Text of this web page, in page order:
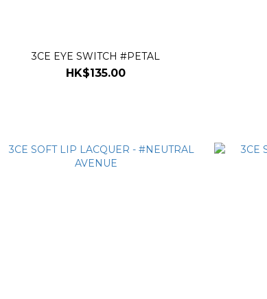
3CE EYE SWITCH #PETAL
HK$135.00